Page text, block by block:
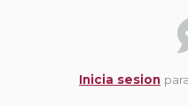
Inicia sesion